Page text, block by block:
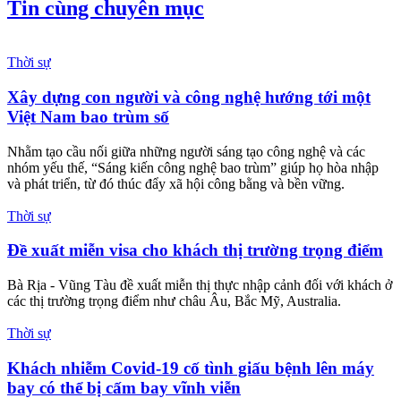
Tin cùng chuyên mục
Thời sự
Xây dựng con người và công nghệ hướng tới một
Việt Nam bao trùm số
Nhằm tạo cầu nối giữa những người sáng tạo công nghệ và các
nhóm yếu thế, “Sáng kiến công nghệ bao trùm” giúp họ hòa nhập
và phát triển, từ đó thúc đẩy xã hội công bằng và bền vững.
Thời sự
Đề xuất miễn visa cho khách thị trường trọng điểm
Bà Rịa - Vũng Tàu đề xuất miễn thị thực nhập cảnh đối với khách ở
các thị trường trọng điểm như châu Âu, Bắc Mỹ, Australia.
Thời sự
Khách nhiễm Covid-19 cố tình giấu bệnh lên máy
bay có thể bị cấm bay vĩnh viễn